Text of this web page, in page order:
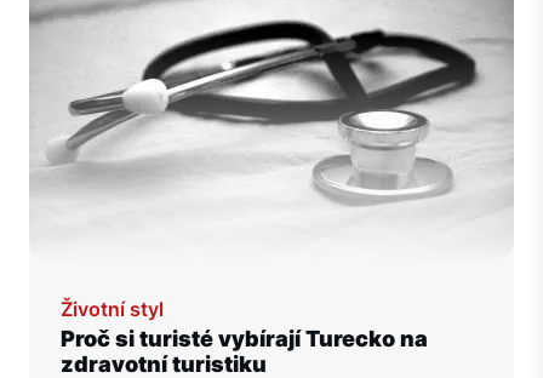
Životní styl
Proč si turisté vybírajíTureckona
zdravotní turistiku